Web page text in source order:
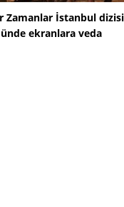
Zamanlar İstanbul dizisi
ekranlara veda